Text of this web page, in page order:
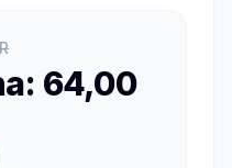
64,00